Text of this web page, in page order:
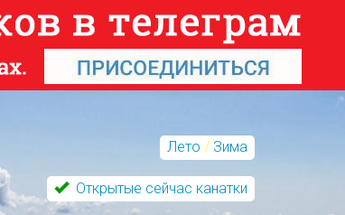
Лето / Зима
Открытые сейчас канатки